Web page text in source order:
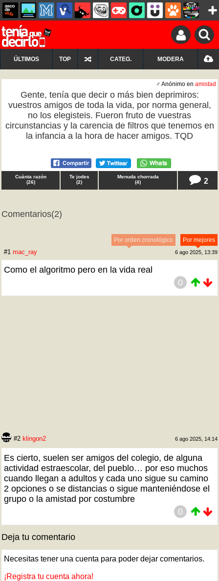
ÚLTIMOS TOP CATEG. MODERA
♂ Anónimo en amistad
Gente, tenía que decir o más bien deprimiros:
vuestros amigos de toda la vida, por norma general,
no los elegisteis. Fueron fruto de vuestras
circunstancias y la carencia de filtros que tenemos en
la infancia a la hora de hacer amigos. TQD
Cuánta razón
(26)
Te jodes
(2)
Menuda chorrada
(4) 2
Comentarios(2)
Por mejores
Por orden cronológico
#1 mac_ray 6 ago 2025, 13:39
Como el algoritmo pero en la vida real
0
#2 klingon2 6 ago 2025, 14:14
Es cierto, suelen ser amigos del colegio, de alguna
actividad estraescolar, del pueblo… por eso muchos
cuando llegan a adultos y cada uno sigue su camino
2 opciones o se distancias o sigue manteniéndose el
grupo o la amistad por costumbre
0
Deja tu comentario
Necesitas tener una cuenta para poder dejar comentarios.
¡Registra tu cuenta ahora!